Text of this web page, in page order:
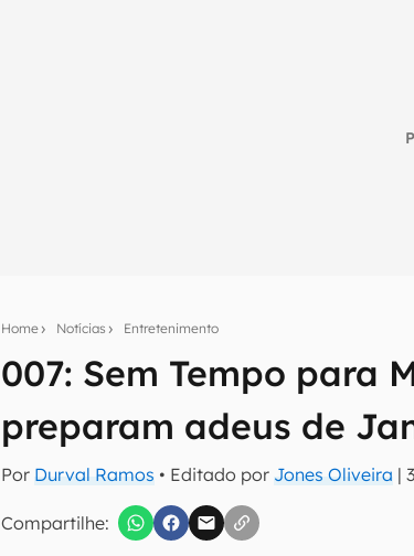
Home Notícias Entretenimento
007: Sem Tempo para
preparam adeus de
Por Durval Ramos • Editado por Jones Oliveira |
Compartilhe:
Seu resumo inteligente do mundo
mão.
E-mail